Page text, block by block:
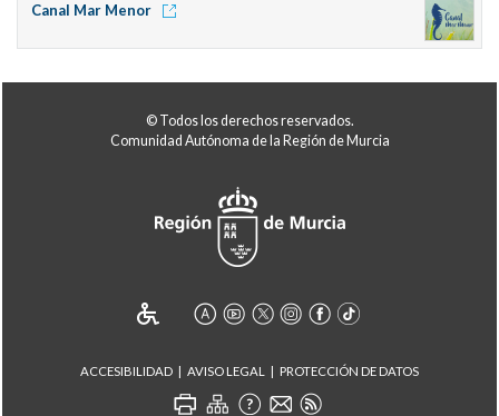
Canal Mar Menor
© Todos los derechos reservados.
Comunidad Autónoma de la Región de Murcia
ACCESIBILIDAD AVISO LEGAL PROTECCIÓN DE DATOS